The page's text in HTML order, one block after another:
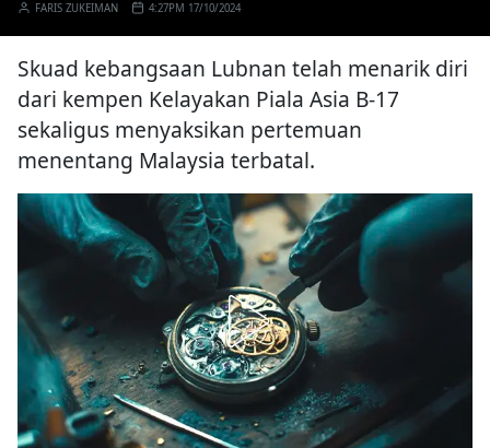
FARIS ZUKEIMAN 4:27PM 17/10/2024
Skuad kebangsaan Lubnan telah menarik diri
dari kempen Kelayakan Piala Asia B-17
sekaligus menyaksikan pertemuan
menentang Malaysia terbatal.